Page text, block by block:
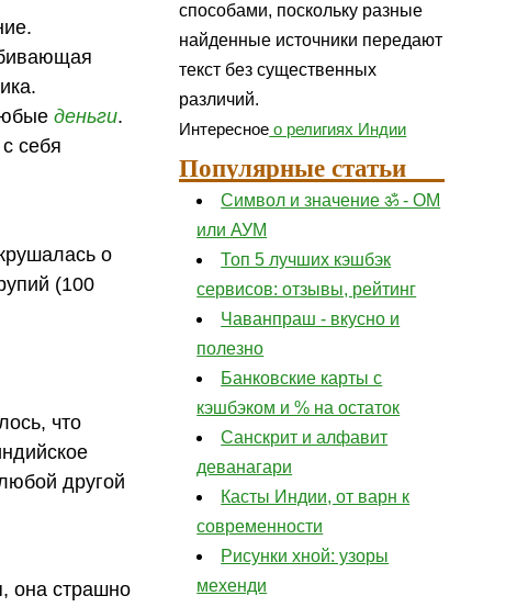
деньги.
себя
о
(100
что
другой
она страшно
способами, поскольку разные
найденные источники передают
текст без существенных
различий.
Интересное о религиях Индии
Популярные статьи
Символ и значение ॐ - ОМ
или АУМ
Топ 5 лучших кэшбэк
сервисов: отзывы, рейтинг
Чаванпраш - вкусно и
полезно
Банковские карты с
кэшбэком и % на остаток
Санскрит и алфавит
деванагари
Касты Индии, от варн к
современности
Рисунки хной: узоры
мехенди